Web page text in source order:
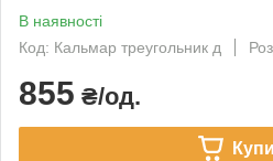
В наявності
Код: Кальмар треугольник д
855 ₴/од.